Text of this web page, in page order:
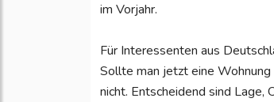
im Vorjahr.
Für Interessenten aus
Sollte man jetzt eine
nicht. Entscheidend sind Lage,